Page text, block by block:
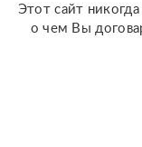
Этот сайт
о чем Вы